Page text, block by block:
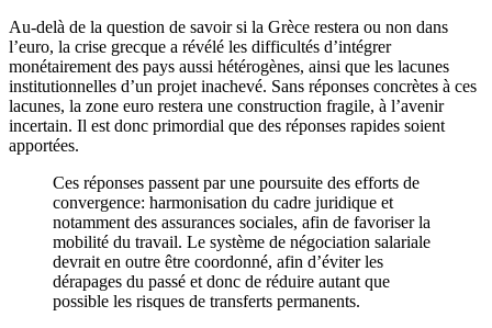
Au-delà de la question de savoir si la Grèce restera ou non dans
l’euro, la crise grecque a révélé les difficultés d’intégrer
monétairement des pays aussi hétérogènes, ainsi que les lacunes
institutionnelles d’un projet inachevé. Sans réponses concrètes à ces
lacunes, la zone euro restera une construction fragile, à l’avenir
incertain. Il est donc primordial que des réponses rapides soient
apportées.
Ces réponses passent par une poursuite des efforts de
convergence: harmonisation du cadre juridique et
notamment des assurances sociales, afin de favoriser la
mobilité du travail. Le système de négociation salariale
devrait en outre être coordonné, afin d’éviter les
dérapages du passé et donc de réduire autant que
possible les risques de transferts permanents.